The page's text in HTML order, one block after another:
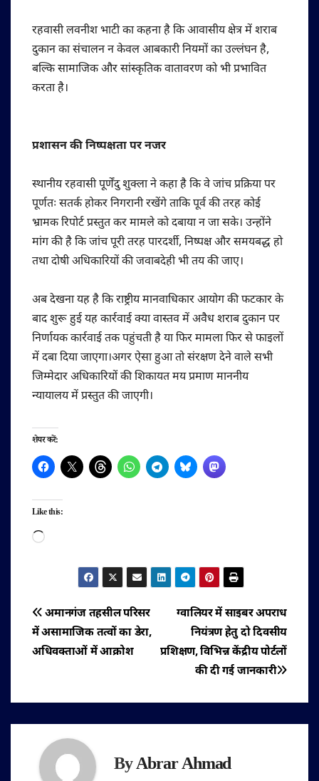
रहवासी लवनीश भाटी का कहना है कि आवासीय क्षेत्र में शराब
दुकान का संचालन न केवल आबकारी नियमों का उल्लंघन है,
बल्कि सामाजिक और सांस्कृतिक वातावरण को भी प्रभावित
करता है।
प्रशासन की निष्पक्षता पर नजर
स्थानीय रहवासी पूर्णेंदु शुक्ला ने कहा है कि वे जांच प्रक्रिया पर
पूर्णतः सतर्क होकर निगरानी रखेंगे ताकि पूर्व की तरह कोई
भ्रामक रिपोर्ट प्रस्तुत कर मामले को दबाया न जा सके। उन्होंने
मांग की है कि जांच पूरी तरह पारदर्शी, निष्पक्ष और समयबद्ध हो
तथा दोषी अधिकारियों की जवाबदेही भी तय की जाए।
अब देखना यह है कि राष्ट्रीय मानवाधिकार आयोग की फटकार के
बाद शुरू हुई यह कार्रवाई क्या वास्तव में अवैध शराब दुकान पर
निर्णायक कार्रवाई तक पहुंचती है या फिर मामला फिर से फाइलों
में दबा दिया जाएगा।अगर ऐसा हुआ तो संरक्षण देने वाले सभी
जिम्मेदार अधिकारियों की शिकायत मय प्रमाण माननीय
न्यायालय में प्रस्तुत की जाएगी।
शेयर करें:
Like this:
Loading…
पोस्ट
नेविगेशन
ग्वालियर में साइबर अपराध
नियंत्रण हेतु दो दिवसीय
प्रशिक्षण, विभिन्न केंद्रीय पोर्टलों
की दी गई जानकारी
अमानगंज तहसील परिसर
में असामाजिक तत्वों का डेरा,
अधिवक्ताओं में आक्रोश
ByAbrar Ahmad